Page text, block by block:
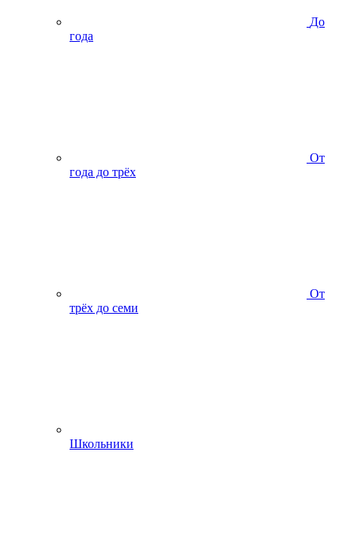
До
года
От
года до трёх
От
трёх до семи
Школьники